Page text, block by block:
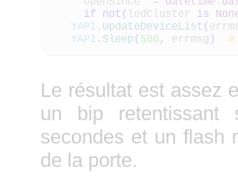
if
not ( ledCluster is
YAPI . UpdateDeviceList (
YAPI . Sleep ( 500 , errmsg ) #
Le résultat est assez
un bip retentissant
secondes et un flash
de la porte.